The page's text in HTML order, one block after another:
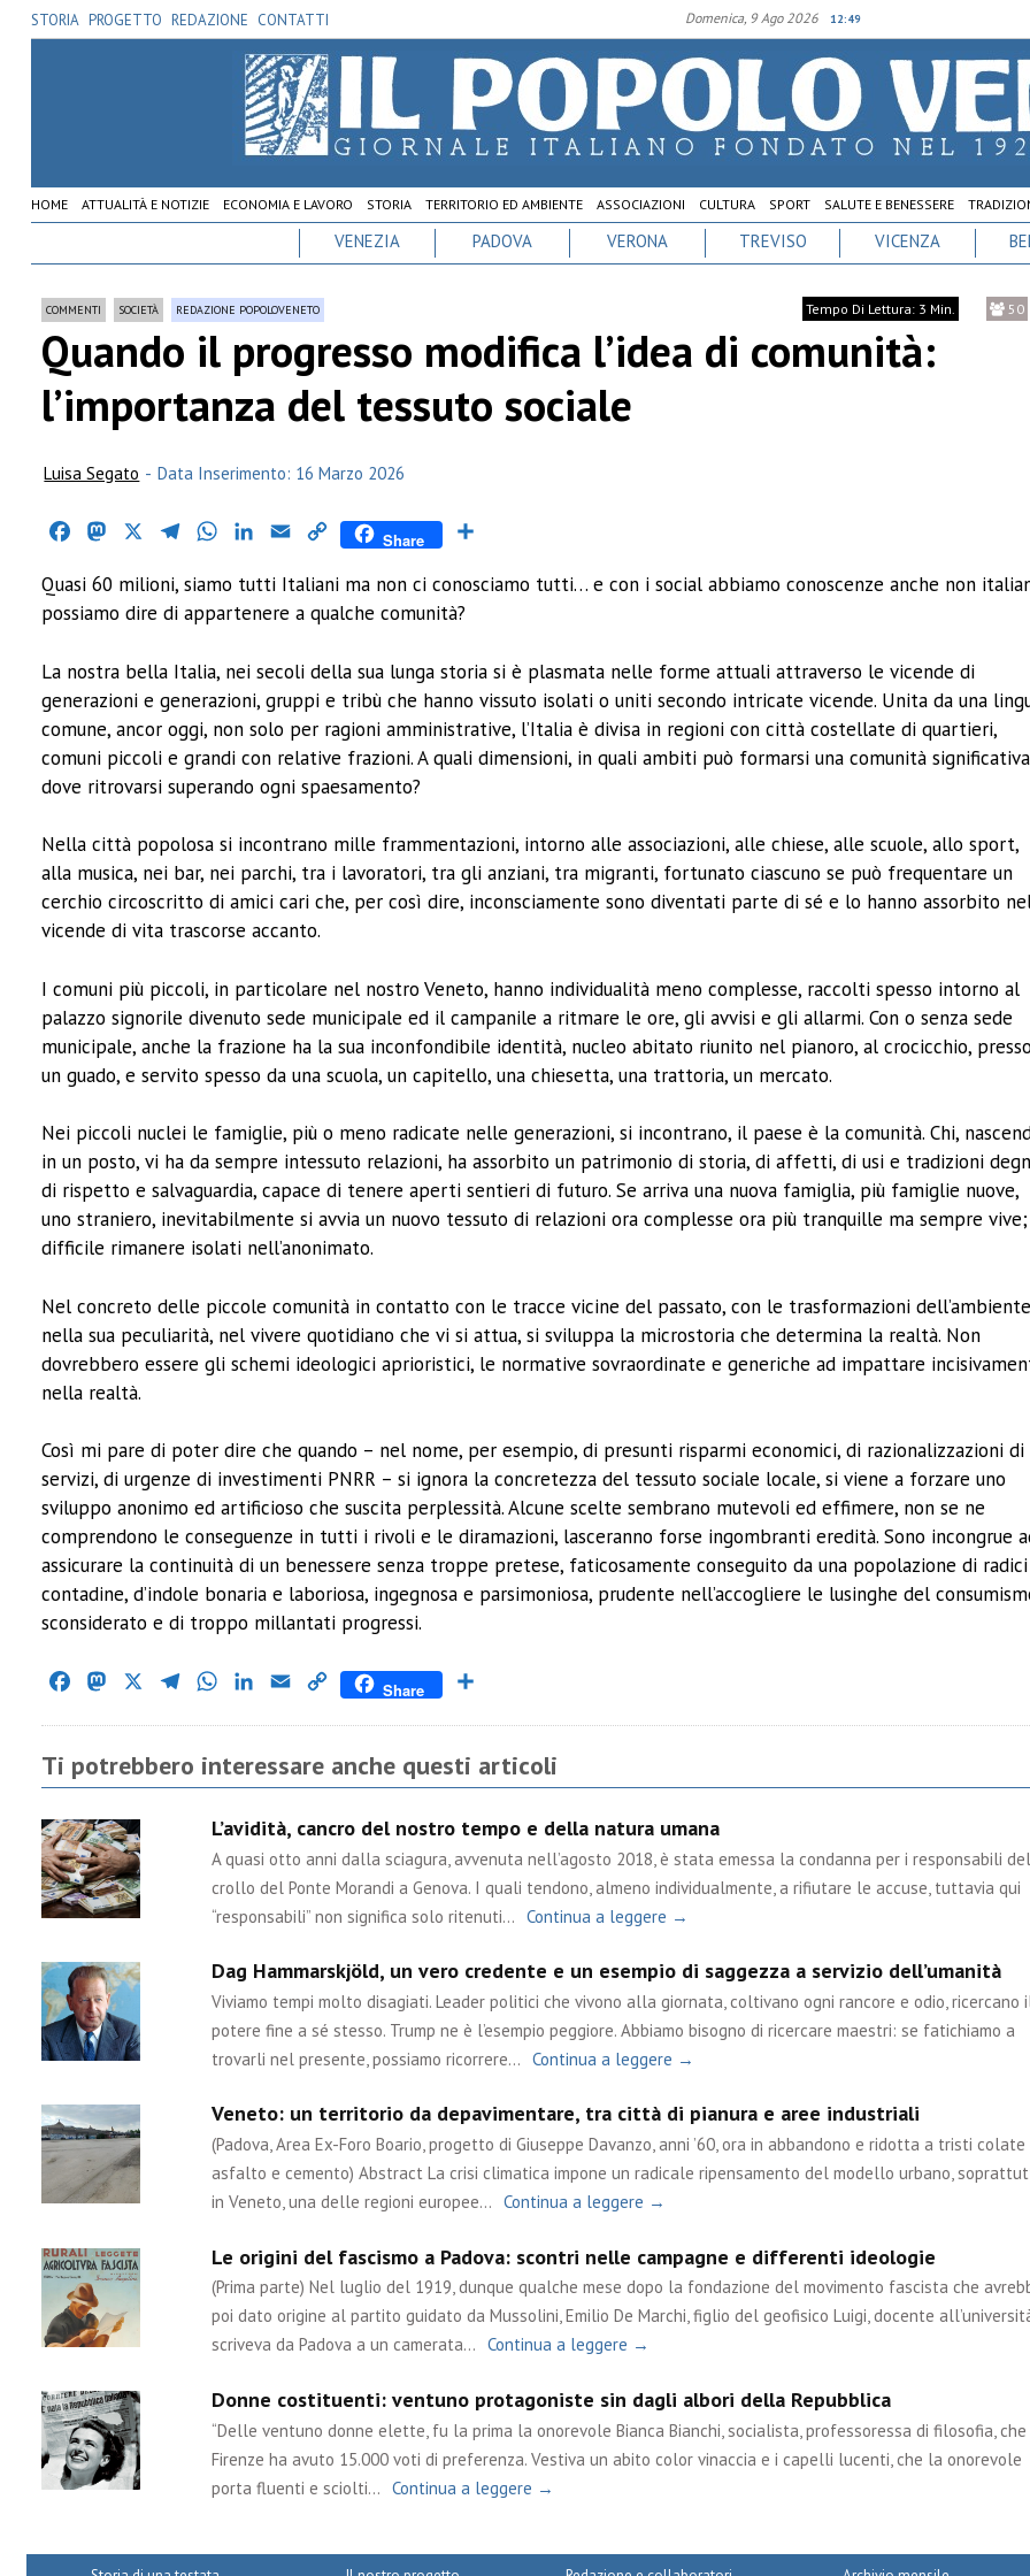
STORIA PROGETTO REDAZIONE CONTATTI Domenica, 9 Ago 2026 12:49
HOME ATTUALITÀ E NOTIZIE ECONOMIA E LAVORO STORIA TERRITORIO ED AMBIENTE ASSOCIAZIONI CULTURA SPORT SALUTE E BENESSERE
VENEZIA PADOVA VERONA TREVISO VICENZA
COMMENTI SOCIETÀ REDAZIONE POPOLOVENETO Tempo Di Lettura: 3 Min. 50
Quando il progresso modifica l’idea di comunità:
l’importanza del tessuto sociale
Luisa Segato - Data Inserimento: 16 Marzo 2026
FacebookMastodon TelegramWhatsAppLinkedIn
Email Copy
Share
Quasi 60 milioni, siamo tutti Italiani ma non ci conosciamo tutti… e con i social abbiamo conoscenze anche non
possiamo dire di appartenere a qualche comunità?
La nostra bella Italia, nei secoli della sua lunga storia si è plasmata nelle forme attuali attraverso le vicende di
generazioni e generazioni, gruppi e tribù che hanno vissuto isolati o uniti secondo intricate vicende. Unita da una
comune, ancor oggi, non solo per ragioni amministrative, l’Italia è divisa in regioni con città costellate di quartieri,
comuni piccoli e grandi con relative frazioni. A quali dimensioni, in quali ambiti può formarsi una comunità significativa
dove ritrovarsi superando ogni spaesamento?
Nella città popolosa si incontrano mille frammentazioni, intorno alle associazioni, alle chiese, alle scuole, allo sport,
alla musica, nei bar, nei parchi, tra i lavoratori, tra gli anziani, tra migranti, fortunato ciascuno se può frequentare un
cerchio circoscritto di amici cari che, per così dire, inconsciamente sono diventati parte di sé e lo hanno assorbito
vicende di vita trascorse accanto.
I comuni più piccoli, in particolare nel nostro Veneto, hanno individualità meno complesse, raccolti spesso intorno al
palazzo signorile divenuto sede municipale ed il campanile a ritmare le ore, gli avvisi e gli allarmi. Con o senza sede
municipale, anche la frazione ha la sua inconfondibile identità, nucleo abitato riunito nel pianoro, al crocicchio, presso
un guado, e servito spesso da una scuola, un capitello, una chiesetta, una trattoria, un mercato.
Nei piccoli nuclei le famiglie, più o meno radicate nelle generazioni, si incontrano, il paese è la comunità. Chi,
in un posto, vi ha da sempre intessuto relazioni, ha assorbito un patrimonio di storia, di affetti, di usi e tradizioni
di rispetto e salvaguardia, capace di tenere aperti sentieri di futuro. Se arriva una nuova famiglia, più famiglie nuove,
uno straniero, inevitabilmente si avvia un nuovo tessuto di relazioni ora complesse ora più tranquille ma sempre vive;
difficile rimanere isolati nell’anonimato.
Nel concreto delle piccole comunità in contatto con le tracce vicine del passato, con le trasformazioni dell’ambiente
nella sua peculiarità, nel vivere quotidiano che vi si attua, si sviluppa la microstoria che determina la realtà. Non
dovrebbero essere gli schemi ideologici aprioristici, le normative sovraordinate e generiche ad impattare
nella realtà.
Così mi pare di poter dire che quando – nel nome, per esempio, di presunti risparmi economici, di razionalizzazioni di
servizi, di urgenze di investimenti PNRR – si ignora la concretezza del tessuto sociale locale, si viene a forzare uno
sviluppo anonimo ed artificioso che suscita perplessità. Alcune scelte sembrano mutevoli ed effimere, non se ne
comprendono le conseguenze in tutti i rivoli e le diramazioni, lasceranno forse ingombranti eredità. Sono incongrue
assicurare la continuità di un benessere senza troppe pretese, faticosamente conseguito da una popolazione di radici
contadine, d’indole bonaria e laboriosa, ingegnosa e parsimoniosa, prudente nell’accogliere le lusinghe del
sconsiderato e di troppo millantati progressi.
FacebookMastodon TelegramWhatsAppLinkedIn
Email Copy
Share
Ti potrebbero interessare anche questi articoli
L’avidità, cancro del nostro tempo e della natura umana
A quasi otto anni dalla sciagura, avvenuta nell’agosto 2018, è stata emessa la condanna per i responsabili del
crollo del Ponte Morandi a Genova. I quali tendono, almeno individualmente, a rifiutare le accuse, tuttavia qui
“responsabili” non significa solo ritenuti… Continua a leggere →
Dag Hammarskjöld, un vero credente e un esempio di saggezza a servizio dell’umanità
Viviamo tempi molto disagiati. Leader politici che vivono alla giornata, coltivano ogni rancore e odio, ricercano
potere fine a sé stesso. Trump ne è l’esempio peggiore. Abbiamo bisogno di ricercare maestri: se fatichiamo a
trovarli nel presente, possiamo ricorrere… Continua a leggere →
Veneto: un territorio da depavimentare, tra città di pianura e aree industriali
(Padova, Area Ex-Foro Boario, progetto di Giuseppe Davanzo, anni ’60, ora in abbandono e ridotta a tristi colate
asfalto e cemento) Abstract La crisi climatica impone un radicale ripensamento del modello urbano,
in Veneto, una delle regioni europee… Continua a leggere →
Le origini del fascismo a Padova: scontri nelle campagne e differenti ideologie
(Prima parte) Nel luglio del 1919, dunque qualche mese dopo la fondazione del movimento fascista che
poi dato origine al partito guidato da Mussolini, Emilio De Marchi, figlio del geofisico Luigi, docente
scriveva da Padova a un camerata… Continua a leggere →
Donne costituenti: ventuno protagoniste sin dagli albori della Repubblica
“Delle ventuno donne elette, fu la prima la onorevole Bianca Bianchi, socialista, professoressa di filosofia, che
Firenze ha avuto 15.000 voti di preferenza. Vestiva un abito color vinaccia e i capelli lucenti, che la onorevole
porta fluenti e sciolti… Continua a leggere →